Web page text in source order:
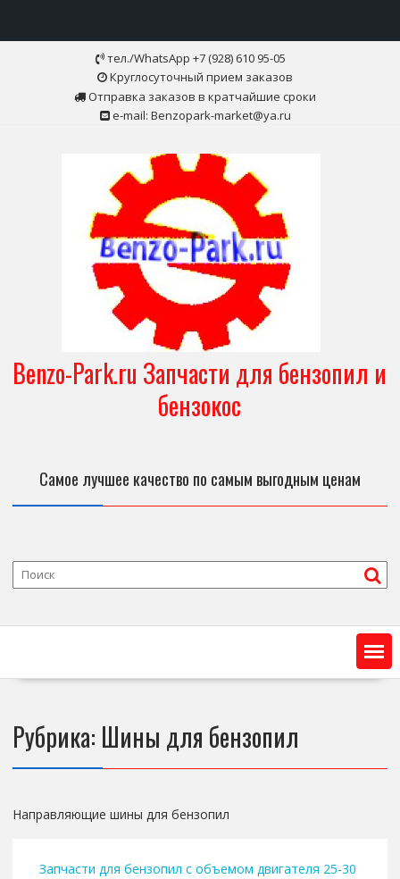
тел./WhatsApp +7 (928) 610 95-05
Круглосуточный прием заказов
Отправка заказов в кратчайшие сроки
e-mail: Benzopark-market@ya.ru
Benzo-Park.ru Запчасти для бензопил и
бензокос
Самое лучшее качество по самым выгодным ценам
Рубрика: Шины для бензопил
Направляющие шины для бензопил
Запчасти для бензопил с объемом двигателя 25-30